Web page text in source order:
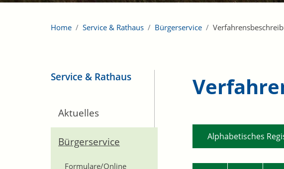
Home Service & Rathaus Bürgerservice
Service & Rathaus
Aktuelles
Bürgerservice
Formulare/Online
Alphabetisches